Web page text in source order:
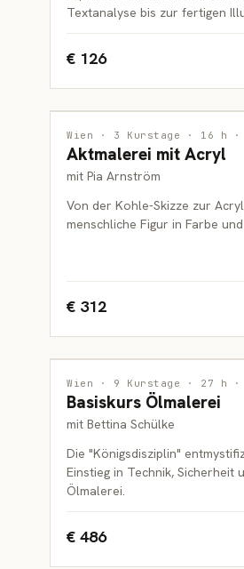
Textanalyse bis zur fertigen
€ 126
MALEREI
ERWACHSENE
Wien · 3 Kurstage · 16 h ·
Aktmalerei mit Acryl
mit Pia Arnström
Von der Kohle-Skizze zur
menschliche Figur in Farbe
€ 312
MALEREI
ERWACHSENE
Wien · 9 Kurstage · 27 h ·
Basiskurs Ölmalerei
mit Bettina Schülke
Die "Königsdisziplin"
Einstieg in Technik, Sicherheit
Ölmalerei.
€ 486